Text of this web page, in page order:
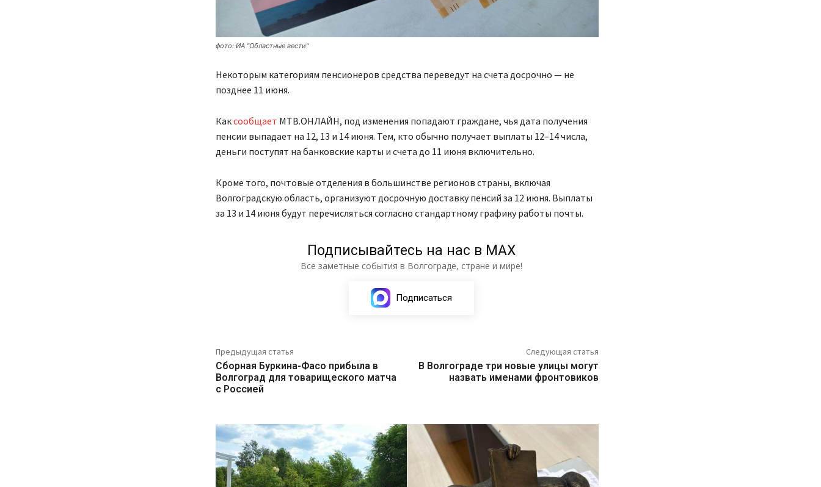
фото: ИА "Областные вести"
Некоторым категориям пенсионеров средства переведут на счета досрочно — не
позднее 11 июня.
Каксообщает МТВ.ОНЛАЙН, под изменения попадают граждане, чья дата получения
пенсии выпадает на 12, 13 и 14 июня. Тем, кто обычно получает выплаты 12–14 числа,
деньги поступят на банковские карты и счета до 11 июня включительно.
Кроме того, почтовые отделения в большинстве регионов страны, включая
Волгоградскую область, организуют досрочную доставку пенсий за 12 июня. Выплаты
за 13 и 14 июня будут перечисляться согласно стандартному графику работы почты.
Подписывайтесь на нас в МАХ
Все заметные события в Волгограде, стране и мире!
Подписаться
Предыдущая статья
Сборная Буркина-Фасо прибыла в
Волгоград для товарищеского матча
с Россией
Следующая статья
В Волгограде три новые улицы могут
назвать именами фронтовиков